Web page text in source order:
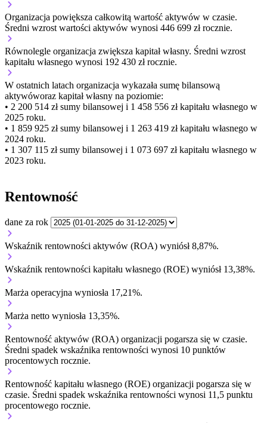
Organizacja powiększa całkowitą wartość aktywów w czasie.
Średni wzrost wartości aktywów wynosi 446 699 zł rocznie.
Równolegle organizacja zwiększa kapitał własny. Średni wzrost
kapitału własnego wynosi 192 430 zł rocznie.
W ostatnich latach organizacja wykazała sumę bilansową
aktywóworaz kapitał własny na poziomie:
• 2 200 514 złsumy bilansowej i 1 458 556 zł kapitału własnego w
2025 roku.
• 1 859 925 złsumy bilansowej i 1 263 419 zł kapitału własnego w
2024 roku.
• 1 307 115 złsumy bilansowej i 1 073 697 zł kapitału własnego w
2023 roku.
Rentowność
dane za rok
Wskaźnik rentowności aktywów (ROA) wyniósł 8,87%.
Wskaźnik rentowności kapitału własnego (ROE) wyniósł 13,38%.
Marża operacyjna wyniosła 17,21%.
Marża netto wyniosła 13,35%.
Rentowność aktywów (ROA) organizacji pogarsza się w czasie.
Średni spadek wskaźnika rentowności wynosi 10 punktów
procentowych rocznie.
Rentowność kapitału własnego (ROE) organizacji pogarsza się w
czasie. Średni spadek wskaźnika rentowności wynosi 11,5 punktu
procentowego rocznie.